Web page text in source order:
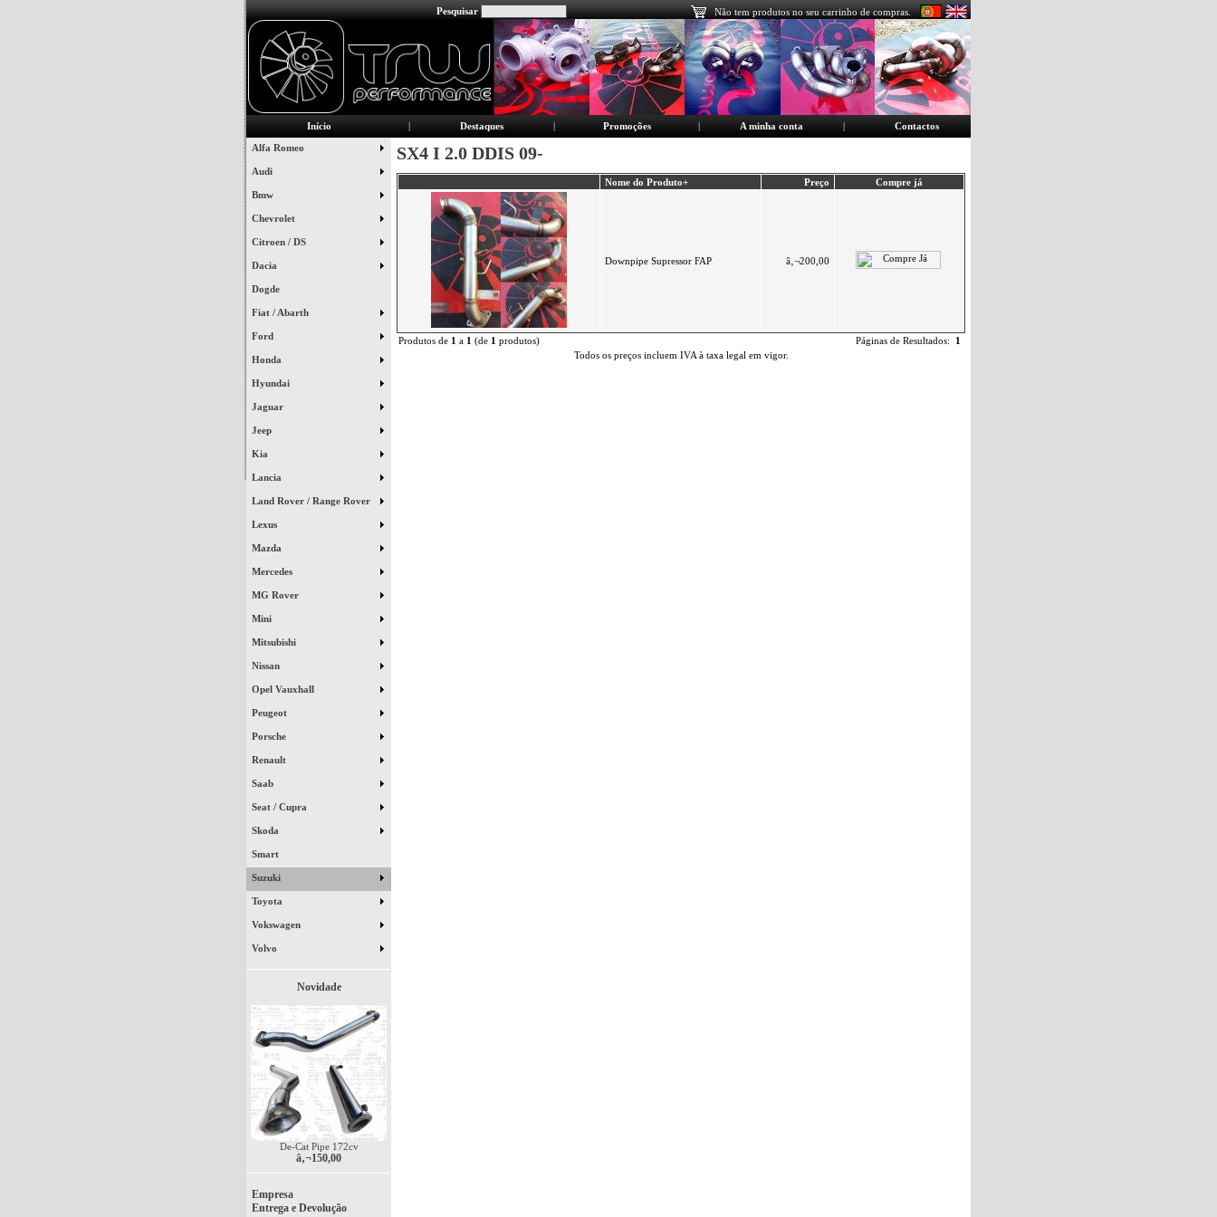
Pesquisar Não tem produtos no seu carrinho de compras.
Início | Destaques | Promoções | A minha conta |
Contactos
Alfa Romeo
Audi
Bmw
Chevrolet
Citroen / DS
Dacia
Dogde
Fiat / Abarth
Ford
Honda
Hyundai
Jaguar
Jeep
Kia
Lancia
Land Rover / Range Rover
Lexus
Mazda
Mercedes
MG Rover
Mini
Mitsubishi
Nissan
Opel Vauxhall
Peugeot
Porsche
Renault
Saab
Seat / Cupra
Skoda
Smart
Suzuki
Toyota
Vokswagen
Volvo
Novidade
De-Cat Pipe 172cv
â‚¬150,00
Empresa
Entrega e Devolução
SX4 I 2.0 DDIS 09-
Nome do Produto+ Preço Compre já
Downpipe Supressor FAP â‚¬200,00
Produtos de 1 a 1 (de 1 produtos) Páginas de Resultados: 1
Todos os preços incluem IVA à taxa legal em vigor.